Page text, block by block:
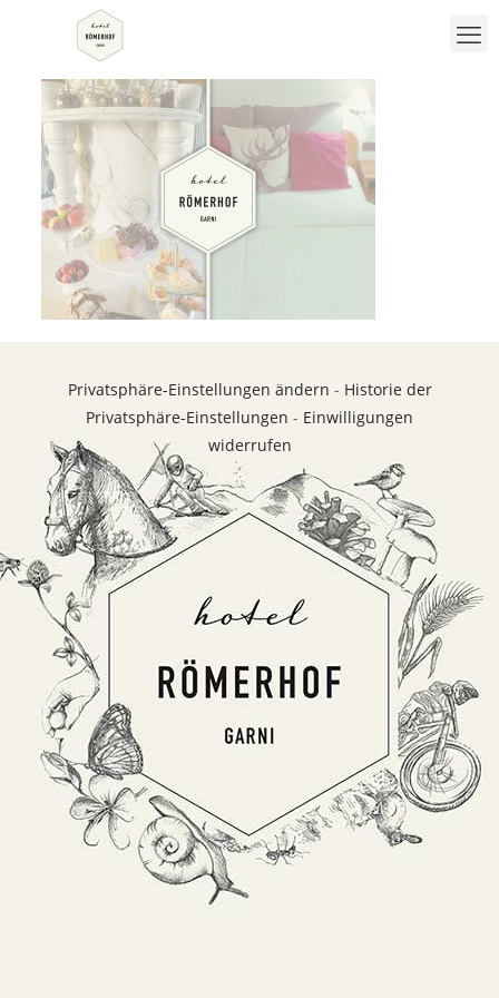
Privatsphäre-Einstellungen ändern - Historie der
Privatsphäre-Einstellungen - Einwilligungen
widerrufen